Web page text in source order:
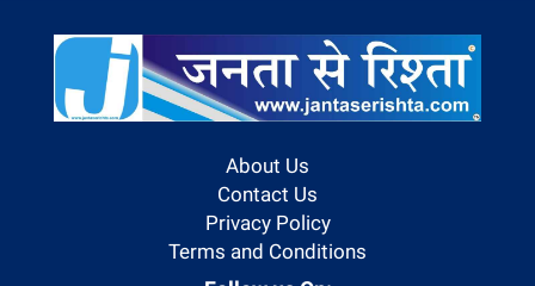
About Us
Contact Us
Privacy Policy
Terms and Conditions